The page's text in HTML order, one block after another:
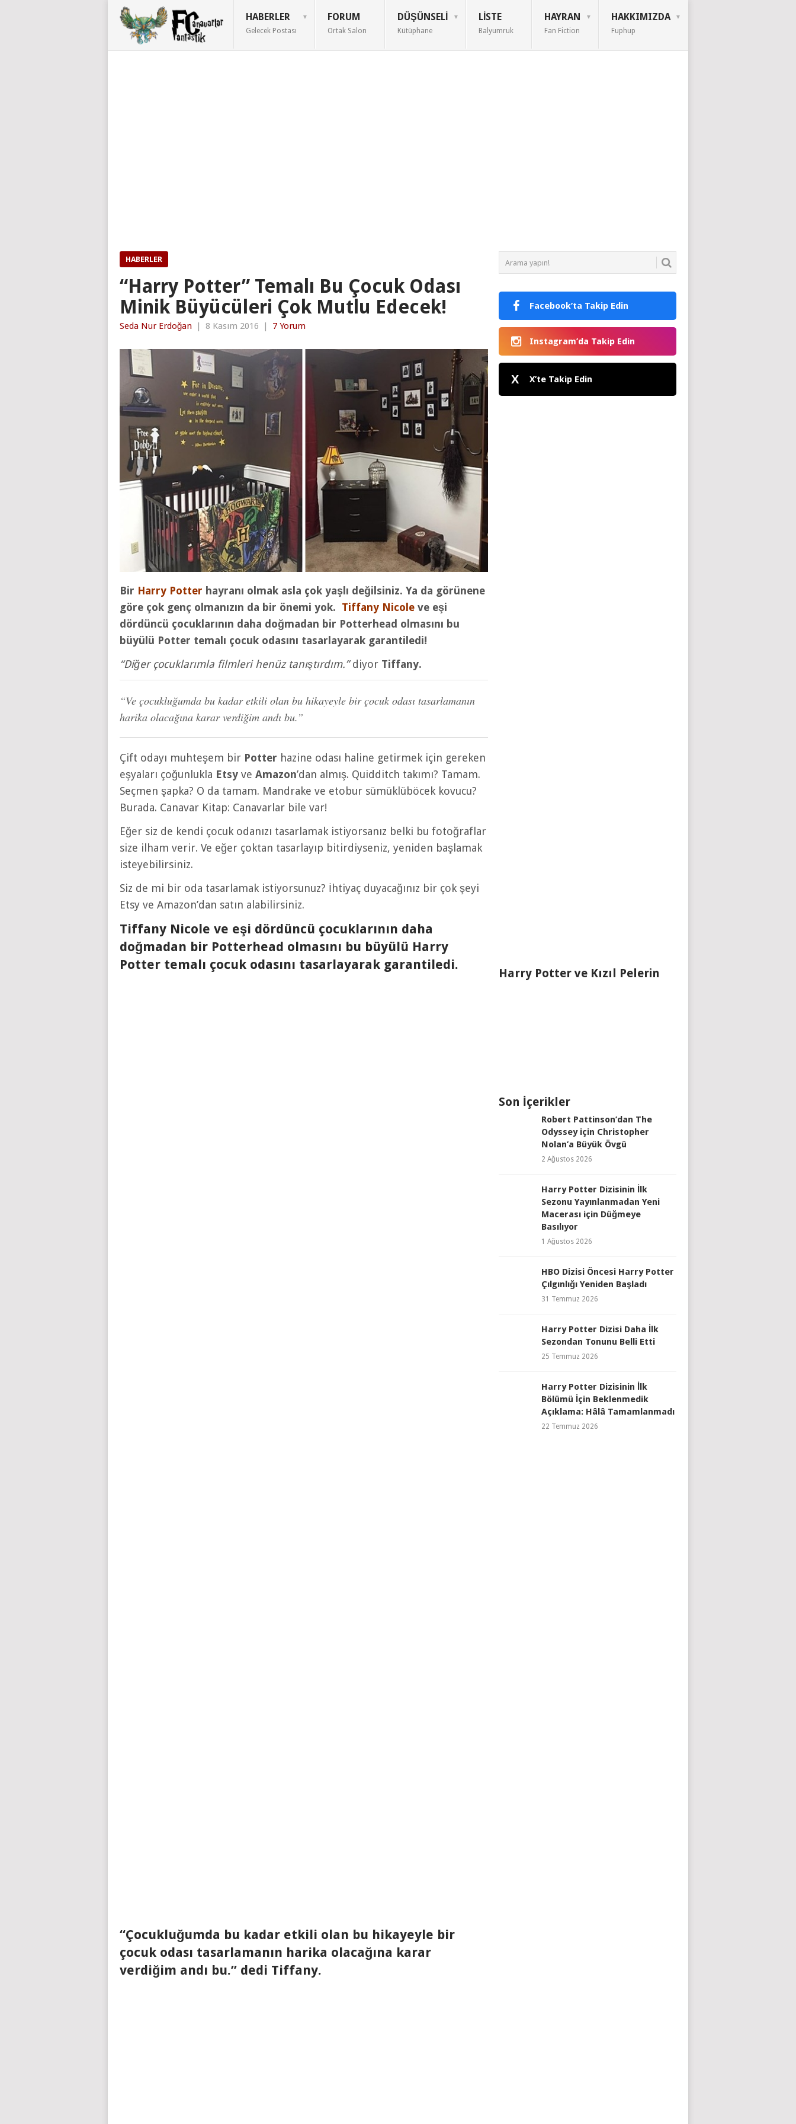
HABERLER
Gelecek Postası
FORUM
Ortak Salon
DÜŞÜNSELI
Kütüphane
LISTE
Balyumruk
HAYRAN
Fan Fiction
HAKKIMIZDA
Fuphup
HABERLER
“Harry Potter” Temalı Bu Çocuk Odası
Minik Büyücüleri Çok Mutlu Edecek!
Seda Nur Erdoğan | 8 Kasım 2016 | 7 Yorum
Bir Harry Potter hayranı olmak asla çok yaşlı değilsiniz. Ya da görünene
göre çok genç olmanızın da bir önemi yok. Tiffany Nicole ve eşi
dördüncü çocuklarının daha doğmadan bir Potterhead olmasını bu
büyülü Potter temalı çocuk odasını tasarlayarak garantiledi!
“Diğer çocuklarımla filmleri henüz tanıştırdım.”diyor Tiffany.
“Ve çocukluğumda bu kadar etkili olan bu hikayeyle bir çocuk odası tasarlamanın
harika olacağına karar verdiğim andı bu.”
Çift odayı muhteşem bir Potter hazine odası haline getirmek için gereken
eşyaları çoğunlukla Etsy ve Amazon’dan almış. Quidditch takımı? Tamam.
Seçmen şapka? O da tamam. Mandrake ve etobur sümüklüböcek kovucu?
Burada. Canavar Kitap: Canavarlar bile var!
Eğer siz de kendi çocuk odanızı tasarlamak istiyorsanız belki bu fotoğraflar
size ilham verir. Ve eğer çoktan tasarlayıp bitirdiyseniz, yeniden başlamak
isteyebilirsiniz.
Siz de mi bir oda tasarlamak istiyorsunuz? İhtiyaç duyacağınız bir çok şeyi
Etsy ve Amazon’dan satın alabilirsiniz.
Tiffany Nicole ve eşi dördüncü çocuklarının daha
doğmadan bir Potterhead olmasını bu büyülü Harry
Potter temalı çocuk odasını tasarlayarak garantiledi.
“Çocukluğumda bu kadar etkili olan bu hikayeyle bir
çocuk odası tasarlamanın harika olacağına karar
verdiğim andı bu.” dedi Tiffany.
Facebook’ta Takip Edin
Instagram’da Takip Edin
X X’te Takip Edin
Harry Potter ve Kızıl Pelerin
Son İçerikler
Robert Pattinson’dan The
Odyssey için Christopher
Nolan’a Büyük Övgü
2 Ağustos 2026
Harry Potter Dizisinin İlk
Sezonu Yayınlanmadan Yeni
Macerası için Düğmeye
Basılıyor
1 Ağustos 2026
HBO Dizisi Öncesi Harry Potter
Çılgınlığı Yeniden Başladı
31 Temmuz 2026
Harry Potter Dizisi Daha İlk
Sezondan Tonunu Belli Etti
25 Temmuz 2026
Harry Potter Dizisinin İlk
Bölümü İçin Beklenmedik
Açıklama: Hâlâ Tamamlanmadı
22 Temmuz 2026